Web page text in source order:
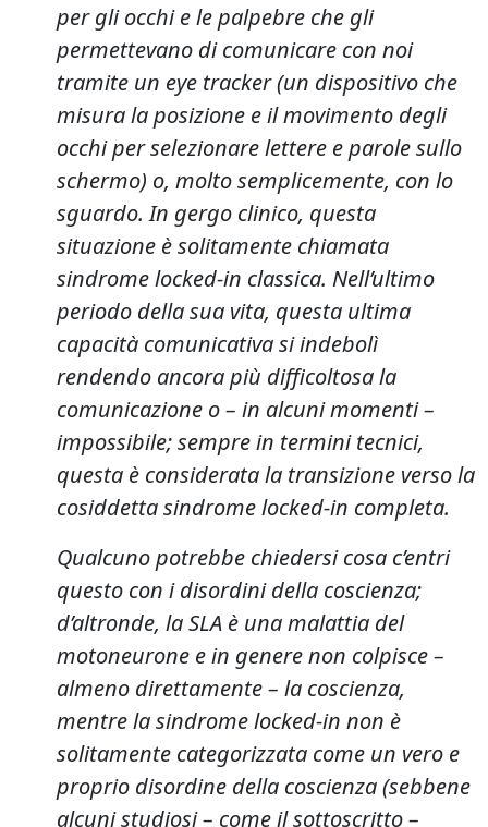
per gli occhi e le palpebre che gli
permettevano di comunicare con noi
tramite un eye tracker(un dispositivo che
misura la posizione e il movimento degli
occhi per selezionare lettere e parole sullo
schermo) o, molto semplicemente, con lo
sguardo. In gergo clinico, questa
situazione è solitamente chiamata
sindromelocked-in classica. Nell’ultimo
periodo della sua vita, questa ultima
capacità comunicativa si indebolì
rendendo ancora più difficoltosa la
comunicazione o – in alcuni momenti –
impossibile; sempre in termini tecnici,
questa è considerata la transizione verso la
cosiddetta sindromelocked-in completa.
Qualcuno potrebbe chiedersi cosa c’entri
questo con i disordini della coscienza;
d’altronde, la SLA è una malattia del
motoneurone e in genere non colpisce –
almeno direttamente – la coscienza,
mentre la sindromelocked-in non è
solitamente categorizzata come un vero e
proprio disordine della coscienza (sebbene
alcuni studiosi – come il sottoscritto –